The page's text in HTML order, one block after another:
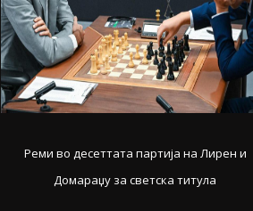
Реми во десеттата партија на Лирен и
Домараџу за светска титула